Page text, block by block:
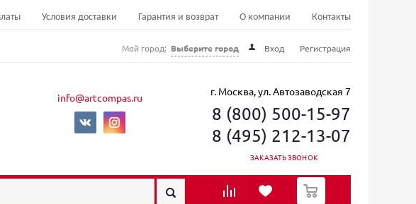
Условия доставки Гарантия и возврат О компании Контакты
Мой город: Выберите город Вход Регистрация
info@artcompas.ru г. Москва, ул. Автозаводская 7
8 (800) 500-15-97
8 (495) 212-13-07
ЗАКАЗАТЬ ЗВОНОК
0